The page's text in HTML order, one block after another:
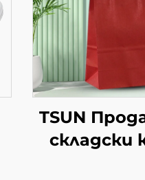
TSUN
складски